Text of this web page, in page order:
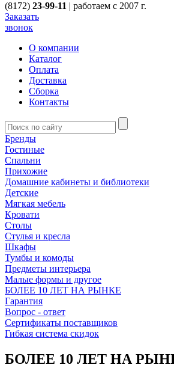
(8172) 23-99-11 | работаем с 2007 г.
Заказать
звонок
О компании
Каталог
Оплата
Доставка
Сборка
Контакты
Бренды
Гостиные
Спальни
Прихожие
Домашние кабинеты и библиотеки
Детские
Мягкая мебель
Кровати
Столы
Стулья и кресла
Шкафы
Тумбы и комоды
Предметы интерьера
Малые формы и другое
БОЛЕЕ 10 ЛЕТ НА РЫНКЕ
Гарантия
Вопрос - ответ
Сертификаты поставщиков
Гибкая система скидок
БОЛЕЕ 10 ЛЕТ НА